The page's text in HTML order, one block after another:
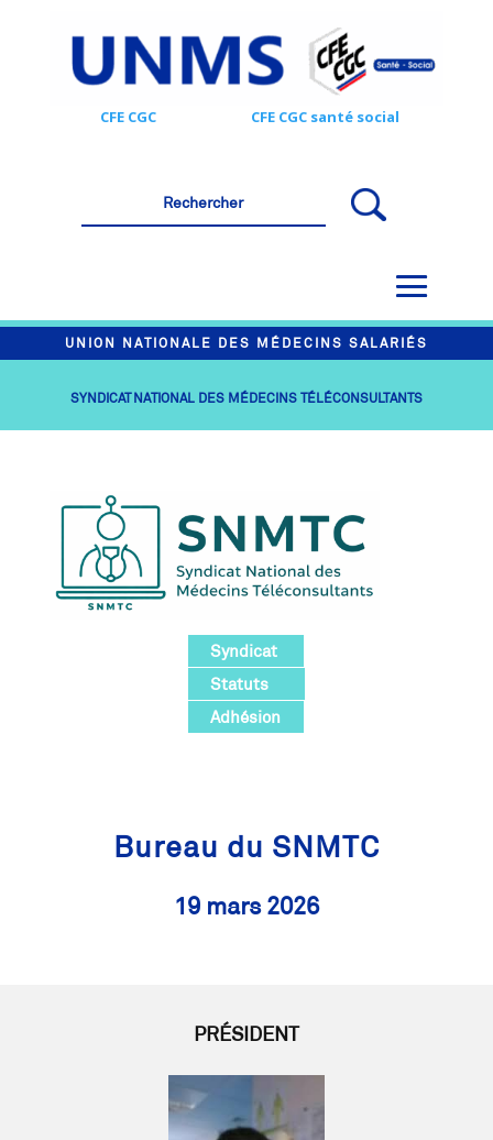
CFE CGC CFE CGC santé social
UNION NATIONALE DES MÉDECINS SALARIÉS
SYNDICAT NATIONAL DES MÉDECINS TÉLÉCONSULTANTS
Syndicat
Statuts
Adhésion
Bureau du SNMTC
19 mars 2026
PRÉSIDENT